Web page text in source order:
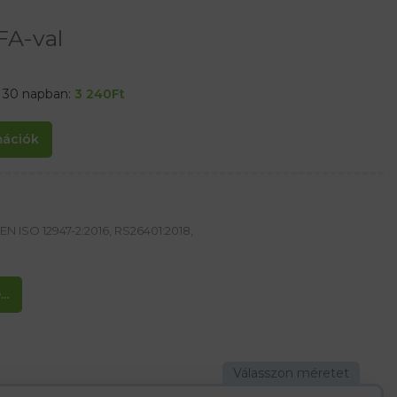
val
napban: 3 240Ft
ISO 12947-2:2016, RS26401:2018,